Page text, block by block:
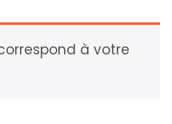
à votre